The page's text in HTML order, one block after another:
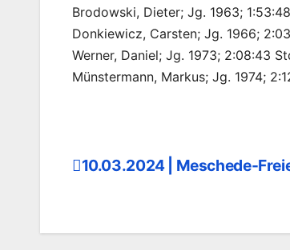
Brodowski, Dieter; Jg. 1963;
Donkiewicz, Carsten; Jg. 1966;
Werner, Daniel; Jg. 1973; 2:08:43
Münstermann, Markus; Jg. 1974;
Beitragsnavigation
10.03.2024 | Meschede-